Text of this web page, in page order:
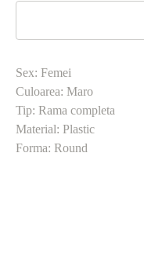
Sex: Femei
Culoarea: Maro
Tip: Rama completa
Material: Plastic
Forma: Round